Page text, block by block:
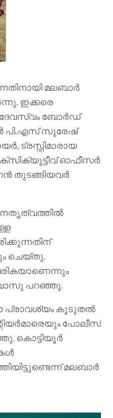
മലബാർ
ഇക്കരെ
ദേവസ്വം ബോർഡ്
പി.എസ് സുരേഷ്
ട്രസ്റ്റിമാരായ
ഓഫീസർ
തുടങ്ങിയവർ
ചെയ്തു.
വാസു പറഞ്ഞു.
പ്രാവശ്യം കൂടുതൽ
പോലീസ്
കൊട്ടിയൂർ
മലബാർ